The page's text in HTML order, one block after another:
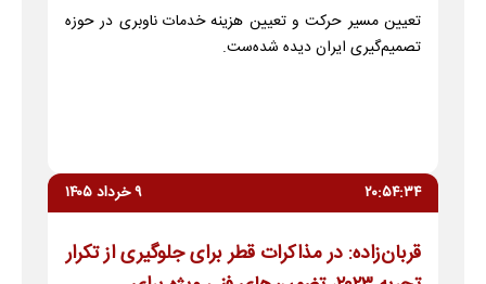
تعیین مسیر حرکت و تعیین هزینه خدمات ناوبری در حوزه
تصمیم‌گیری ایران دیده شده‌ست.
۲۰:۵۴:۳۴ ۹ خرداد ۱۴۰۵
قربان‌زاده: در مذاکرات قطر برای جلوگیری از تکرار